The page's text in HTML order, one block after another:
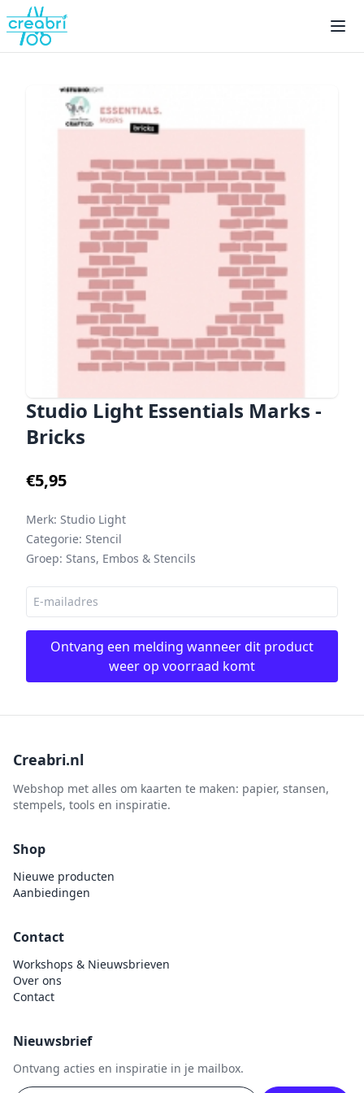
Studio Light Essentials Marks -
Bricks
€5,95
Merk: Studio Light
Categorie: Stencil
Groep: Stans, Embos & Stencils
Ontvang een melding wanneer dit product
weer op voorraad komt
Creabri.nl
Webshop met alles om kaarten te maken: papier, stansen,
stempels, tools en inspiratie.
Shop
Nieuwe producten
Aanbiedingen
Contact
Workshops & Nieuwsbrieven
Over ons
Contact
Nieuwsbrief
Ontvang acties en inspiratie in je mailbox.